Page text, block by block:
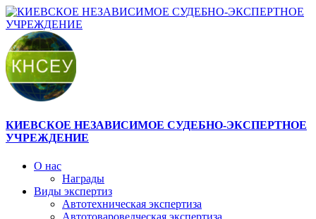
КИЕВСКОЕ НЕЗАВИСИМОЕ СУДЕБНО-ЭКСПЕРТНОЕ
УЧРЕЖДЕНИЕ
О нас
Награды
Виды экспертиз
Автотехническая экспертиза
Автотовароведческая экспертиза